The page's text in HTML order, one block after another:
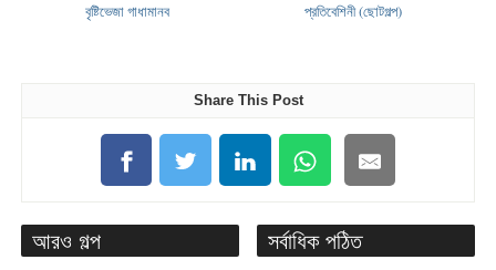
বৃষ্টিভেজা গাধামানব প্রতিবেশিনী (ছোটগল্প)
Share This Post
আরও গল্প সর্বাধিক পঠিত